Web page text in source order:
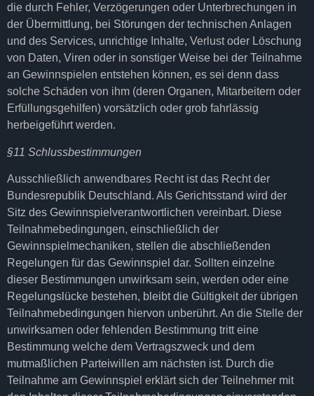
die durch Fehler, Verzögerungen oder Unterbrechungen in
der Übermittlung, bei Störungen der technischen Anlagen
und des Services, unrichtige Inhalte, Verlust oder Löschung
von Daten, Viren oder in sonstiger Weise bei der Teilnahme
an Gewinnspielen entstehen können, es sei denn dass
solche Schäden von ihm (deren Organen, Mitarbeitern oder
Erfüllungsgehilfen) vorsätzlich oder grob fahrlässig
herbeigeführt werden.
§11 Schlussbestimmungen
Ausschließlich anwendbares Recht ist das Recht der
Bundesrepublik Deutschland. Als Gerichtsstand wird der
Sitz des Gewinnspielverantwortlichen vereinbart. Diese
Teilnahmebedingungen, einschließlich der
Gewinnspielmechaniken, stellen die abschließenden
Regelungen für das Gewinnspiel dar. Sollten einzelne
dieser Bestimmungen unwirksam sein, werden oder eine
Regelungslücke bestehen, bleibt die Gültigkeit der übrigen
Teilnahmebedingungen hiervon unberührt. An die Stelle der
unwirksamen oder fehlenden Bestimmung tritt eine
Bestimmung welche dem Vertragszweck und dem
mutmaßlichen Parteiwillen am nächsten ist. Durch die
Teilnahme am Gewinnspiel erklärt sich der Teilnehmer mit